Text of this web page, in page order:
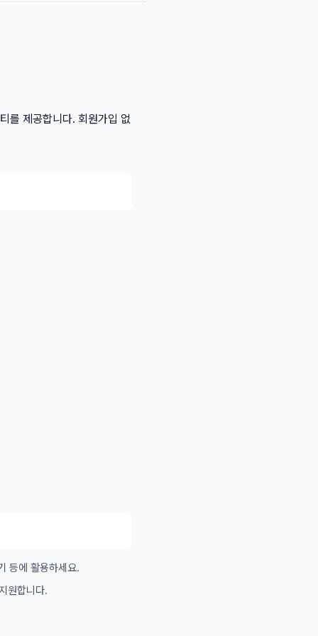
를 제공합니다. 회원가입 없
등에 활용하세요.
원합니다.